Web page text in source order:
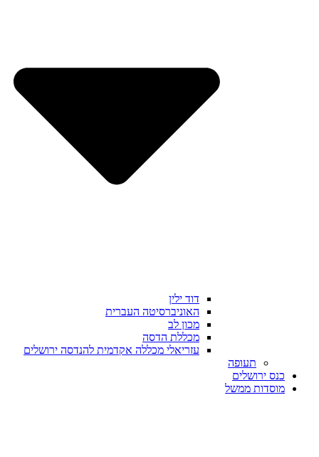
דוד ילין
האוניברסיטה העברית
מכון לב
מכללת הדסה
עזריאלי מכללה אקדמית להנדסה ירושלים
תעופה
כנס ירושלים
מוסדות ממשל